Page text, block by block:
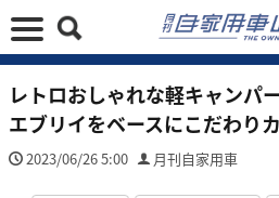
レトロおしゃれな軽キャン
エブリイをベースにこだわり
2023/06/26 5:00 月刊自家用車